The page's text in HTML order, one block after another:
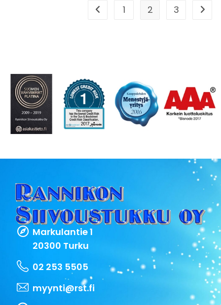
1 2 3
Markulantie 1
20300 Turku
02 253 5505
myynti@rst.fi